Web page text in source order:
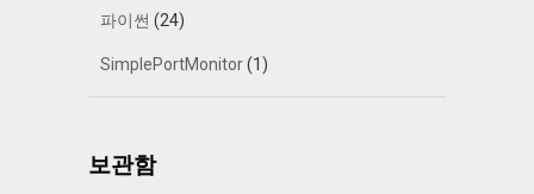
파이썬 (24)
SimplePortMonitor(1)
보관함